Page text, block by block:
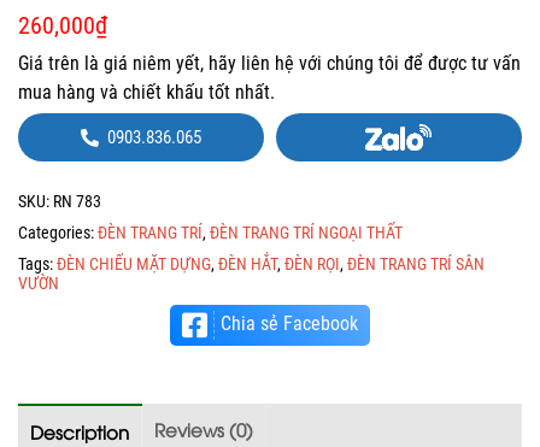
260,000₫
Giá trên là giá niêm yết, hãy liên hệ với chúng tôi để được tư vấn
mua hàng và chiết khấu tốt nhất.
0903.836.065
SKU: RN 783
Categories:ĐÈN TRANG TRÍ, ĐÈN TRANG TRÍ NGOẠI THẤT
Tags:ĐÈN CHIẾU MẶT DỰNG, ĐÈN HẮT, ĐÈN RỌI, ĐÈN TRANG TRÍ SÂN
VƯỜN
Chia sẻ Facebook
Description Reviews (0)